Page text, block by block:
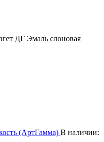
ДГ Эмаль слоновая
(АртГамма) В наличии: